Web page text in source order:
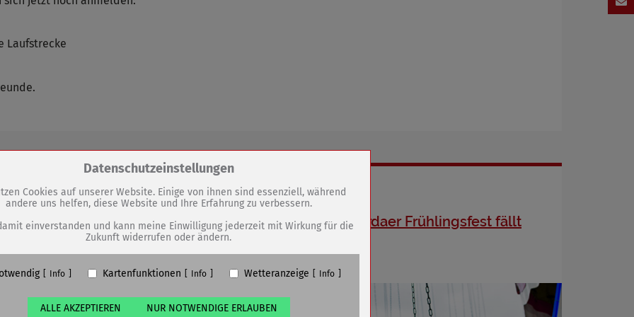
Laufstrecke
Service der Tourist-Information
mit Ausgabefenster startet ab 22.
April wieder
Sömmerdaer Frühlingsfest fällt
Zum Betrieb der Seite notwendige Cookies / Drittanbieter:
PHP Session Cookie
Eigentümer dieser Website (Wenko-Wenselaar GmbH & Co. KG)
Absicherung Kontaktformular / SPAM Schutz
PHPSESSID, fe_typo_user
undefined
Cookiespeicherung Entscheidungscookie
Datenschutzeinstellungen
Cookies auf unserer Website. Einige von ihnen sind essenziell, während
andere uns helfen, diese Website und Ihre Erfahrung zu verbessern.
einverstanden und kann meine Einwilligung jederzeit mit Wirkung für die
Zukunft widerrufen oder ändern.
Info Kartenfunktionen Info Wetteranzeige Info
ALLE AKZEPTIEREN NUR NOTWENDIGE ERLAUBEN